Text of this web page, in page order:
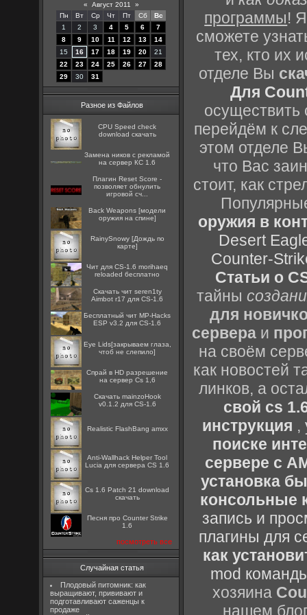
« Август 2011
»
Пн
Вт Ср Чт Пт Сб
Вс
1
2 3 4 5 6
7
8
9 10 11 12 13
14
15
16 17 18 19 20
21
22
23 24 25 26 27
28
29
30 31
Разное из Файлов
CPU Speed check
download скачать
Замена ников с рекламой
на сервер КС 1.6
Плагин Reset Score -
позволяет обнулить
игровой сч...
Back Weapons [модели
оружия на спине]
RainySnowy [Дождь по
карте]
Чит для CS-1.6 morihaeq
reloaded бесплатно
Скачать чит seren1ty
Aimbot r17 для CS-1.6
Бесплатный чит MP-Hacks
ESP v3.2 для CS-1.6
Eye Lids[закрываем глаза,
чтоб не слепило]
Спрай в HD разрешение
на сервер Cs 1,6
Скачать mainzoHook
v0.1.2 для CS-1.6
Realistic FlashBang amxx
Anti-Wallhack Helper Tool
Lucia для сервера CS 1.6
Cs 1.6 Patch 21 download
скачать
Песня про Counter Strike
1.6
посмотреть все
Случайная статья
Плодовый питомник: как
выращивают, прививают и
подготавливают саженцы к
продаже
программы!
сможете
тех, кто их
отделе Вы
Для
осуществить
перейдём к
этом отделе
что Вас
стоит, как
оружия в
Desert
Counter-
Статьи о
тайны
для
сервера и
на своём
как новостей
линков, а
свой cs
инструкция ,
поиске
сервере с
установка
консольные
запись и
плагины для
как
mod
хозяина
нашем